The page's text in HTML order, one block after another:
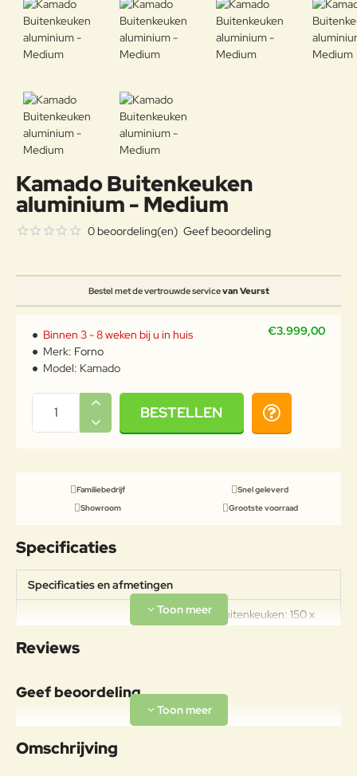
Kamado Buitenkeuken
aluminium - Medium
Bestel met de vertrouwde servicevan Veurst
0 beoordeling(en) Geef beoordeling
€3.999,00
Binnen 3 - 8 weken bij u in huis
Merk: Forno
Model: Kamado
BESTELLEN
Familiebedrijf
Snel geleverd
Showroom
Grootste voorraad
Specificaties
Specificaties en afmetingen
Specificaties
Afmetingen buitenkeuken: 150 x
Reviews
Geef beoordeling
Uw naam:
Omschrijving